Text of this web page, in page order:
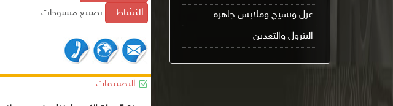
غزل ونسيج وملابس جاهزة
البترول والتعدين
النشاط : تصنيع منسوجات
التصنيفات :